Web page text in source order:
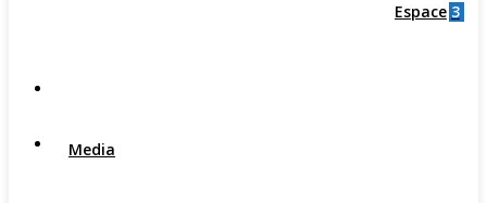
Espace 3
Media